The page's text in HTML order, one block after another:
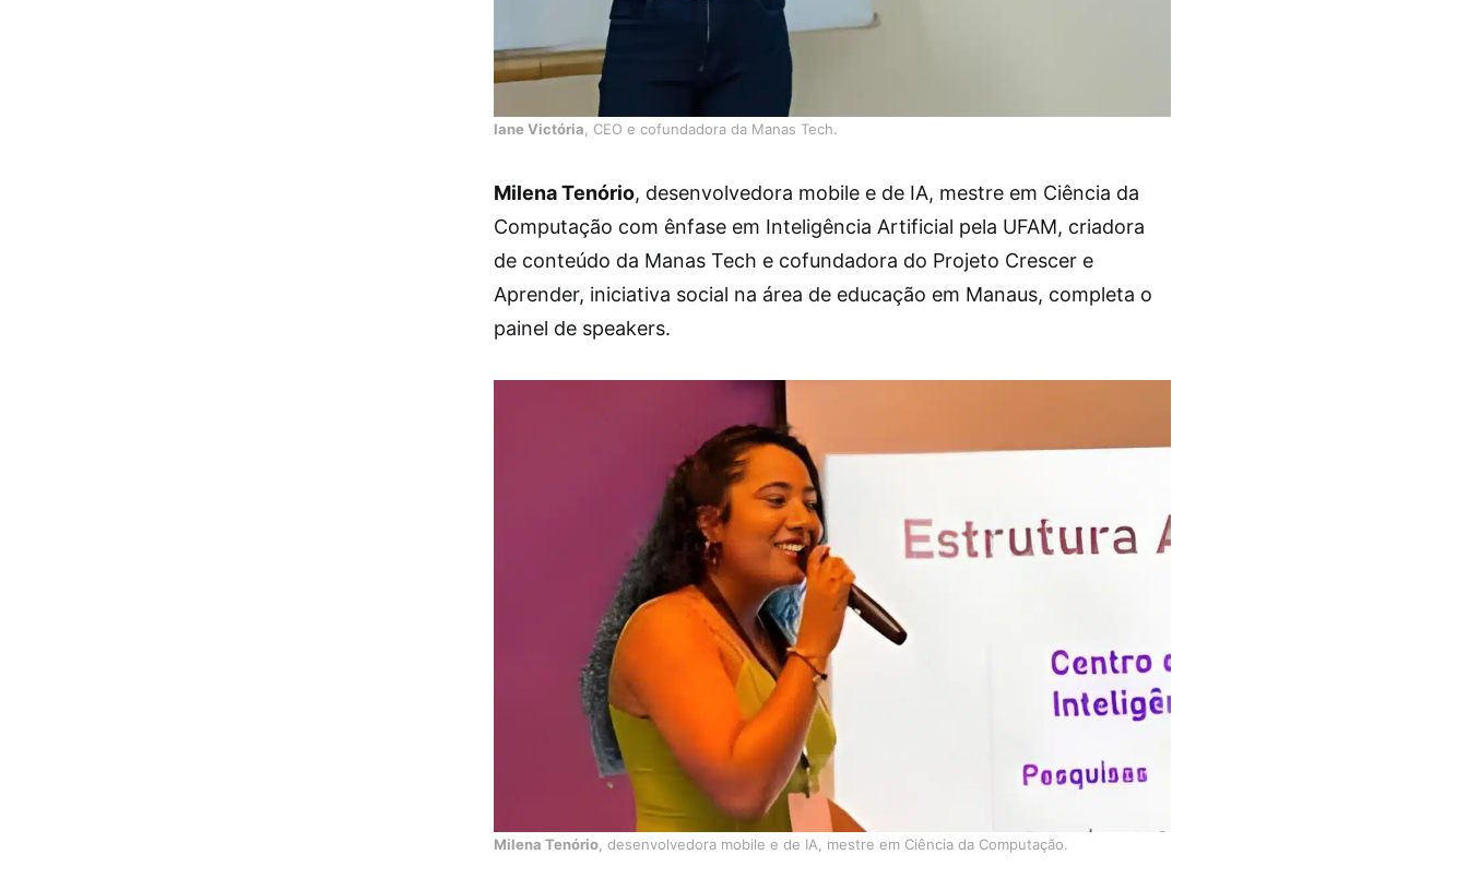
Iane Victória , CEO e cofundadora da Manas Tech.
Milena Tenório, desenvolvedora mobile e de IA, mestre em Ciência da
Computação com ênfase em Inteligência Artificial pela UFAM, criadora
de conteúdo da Manas Tech e cofundadora do Projeto Crescer e
Aprender, iniciativa social na área de educação em Manaus, completa o
painel de speakers.
Milena Tenório , desenvolvedora mobile e de IA, mestre em Ciência da Computação.